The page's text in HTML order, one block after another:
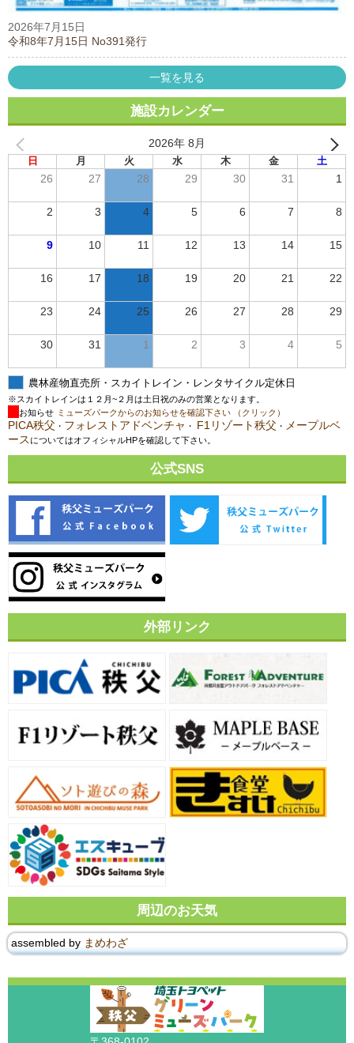
2026年7月15日
令和8年7月15日 No391発行
一覧を見る
施設カレンダー
2026年 8月
日 月 火 水 木 金 土
26 27 28 29 30 31 1
2 3 4 5 6 7 8
9 10 11 12 13 14 15
16 17 18 19 20 21 22
23 24 25 26 27 28 29
30 31 1 2 3 4 5
農林産物直売所・スカイトレイン・レンタサイクル定休日
※スカイトレインは１２月~２月は土日祝のみの営業となります。
お知らせ ミューズパークからのお知らせを確認下さい （クリック）
PICA秩父 ・ フォレストアドベンチャ ・ F1リゾート秩父 ・ メープルベ
ース についてはオフィシャルHPを確認して下さい。
公式SNS
外部リンク
周辺のお天気
assembled by まめわざ